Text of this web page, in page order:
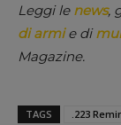
Leggi le news,
di armie di
Magazine.
TAGS .223